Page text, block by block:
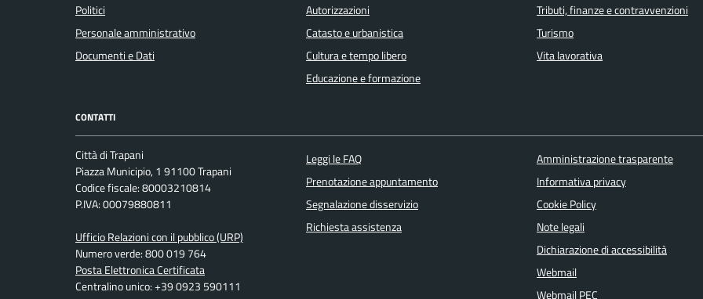
Politici
Personale amministrativo
Documenti e Dati
Autorizzazioni
Catasto e urbanistica
Cultura e tempo libero
Educazione e formazione
Tributi, finanze e contravvenzioni
Turismo
Vita lavorativa
CONTATTI
Città di Trapani
Piazza Municipio, 1 91100 Trapani
Codice fiscale: 80003210814
P.IVA: 00079880811
Ufficio Relazioni con il pubblico (URP)
Numero verde: 800 019 764
Posta Elettronica Certificata
Centralino unico: +39 0923 590111
Leggi le FAQ
Prenotazione appuntamento
Segnalazione disservizio
Richiesta assistenza
Amministrazione trasparente
Informativa privacy
Cookie Policy
Note legali
Dichiarazione di accessibilità
Webmail
Webmail PEC